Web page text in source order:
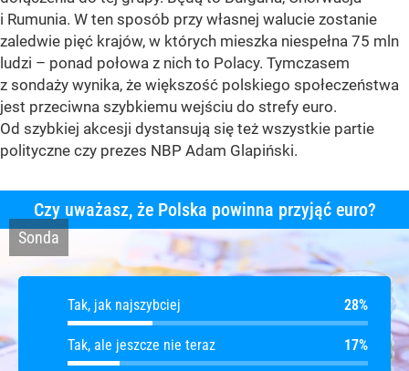
i Rumunia. W ten sposób przy własnej walucie zostanie
zaledwie pięć krajów, w których mieszka niespełna 75 mln
ludzi – ponad połowa z nich to Polacy. Tymczasem
z sondaży wynika, że większość polskiego społeczeństwa
jest przeciwna szybkiemu wejściu do strefy euro.
Od szybkiej akcesji dystansują się też wszystkie partie
polityczne czy prezes NBP Adam Glapiński.
Tak, jak najszybciej
Czy uważasz, że Polska powinna przyjąć euro?
Sonda
Tak, jak najszybciej
Tak, ale jeszcze nie teraz